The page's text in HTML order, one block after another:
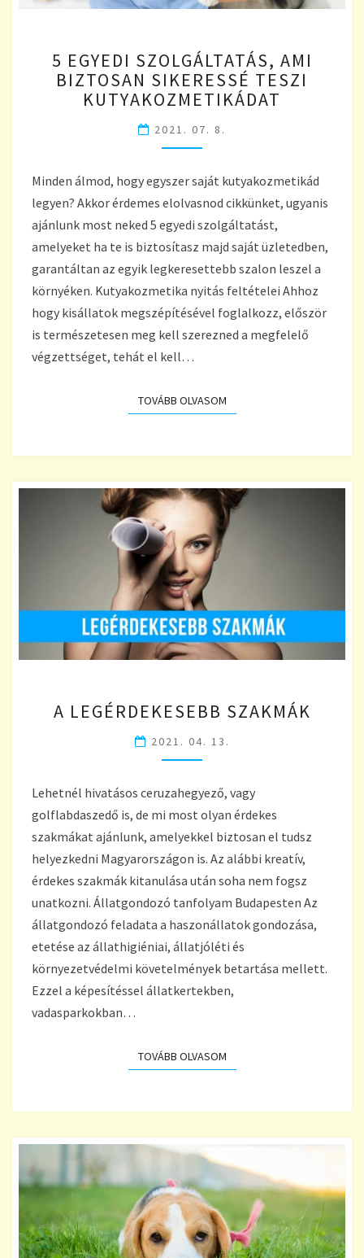
EGYEDI
SZOLGÁLTATÁS,
AMI
SIKERESSÉ
TESZI
5 EGYEDI SZOLGÁLTATÁS, AMI
BIZTOSAN SIKERESSÉ TESZI
KUTYAKOZMETIKÁDAT
2021. 07. 8.
Minden álmod, hogy egyszer saját kutyakozmetikád
legyen? Akkor érdemes elolvasnod cikkünket, ugyanis
ajánlunk most neked 5 egyedi szolgáltatást,
amelyeket ha te is biztosítasz majd saját üzletedben,
garantáltan az egyik legkeresettebb szalon leszel a
környéken. Kutyakozmetika nyitás feltételei Ahhoz
hogy kisállatok megszépítésével foglalkozz, először
is természetesen meg kell szerezned a megfelelő
végzettséget, tehát el kell…
TOVÁBB OLVASOMTOVÁBB OLVASOM
LEGÉRDEKESEBB
A LEGÉRDEKESEBB SZAKMÁK
2021. 04. 13.
Lehetnél hivatásos ceruzahegyező, vagy
golflabdaszedő is, de mi most olyan érdekes
szakmákat ajánlunk, amelyekkel biztosan el tudsz
helyezkedni Magyarországon is. Az alábbi kreatív,
érdekes szakmák kitanulása után soha nem fogsz
unatkozni. Állatgondozó tanfolyam Budapesten Az
állatgondozó feladata a haszonállatok gondozása,
etetése az állathigiéniai, állatjóléti és
környezetvédelmi követelmények betartása mellett.
Ezzel a képesítéssel állatkertekben,
vadasparkokban…
TOVÁBB OLVASOMTOVÁBB OLVASOM